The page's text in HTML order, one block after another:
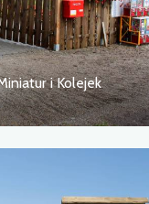
i Kolejek